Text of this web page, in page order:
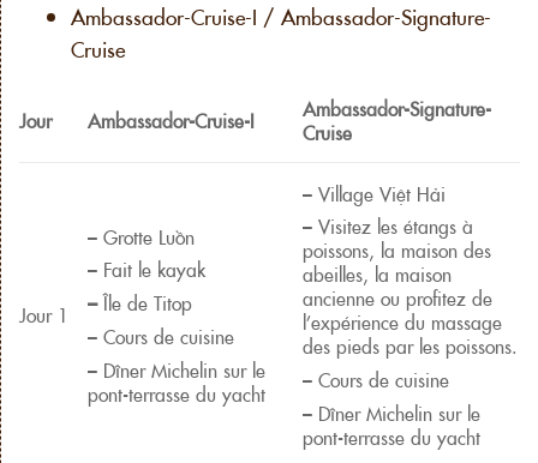
Ambassador-Cruise-I / Ambassador-Signature-
Cruise
Jour Ambassador-Cruise-I
Ambassador-Signature-
Cruise
Jour 1
– Grotte Luồn
– Fait le kayak
–Île de Titop
– Cours de cuisine
– Dîner Michelin sur le
pont-terrasse du yacht
– Village Việt Hải
– Visitez les étangs à
poissons, la maison des
abeilles, la maison
ancienne ou profitez de
l’expérience du massage
des pieds par les poissons.
– Cours de cuisine
– Dîner Michelin sur le
pont-terrasse du yacht